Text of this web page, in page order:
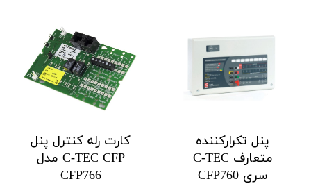
پنل تکرارکننده
متعارف C-TEC
سری CFP760
کارت رله کنترل پنل
C-TEC CFP مدل
CFP766